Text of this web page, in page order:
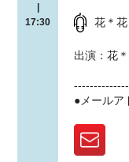
|
17:30
花＊
出演：花
●メール